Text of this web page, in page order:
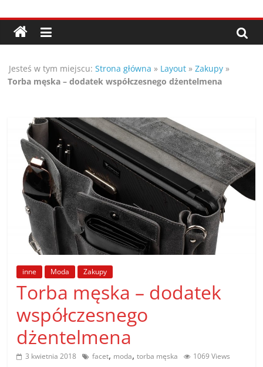
do
treści
Porady,
wskazówki
oraz
ciekawe
rady
poznaj
te
poradniki.
Porady
praktyczne
porady
Jesteś w tym miejscu: Strona główna » Layout »Zakupy »
Torba męska – dodatek współczesnego dżentelmena
inne Moda Zakupy
Torba męska – dodatek
współczesnego
dżentelmena
3 kwietnia 2018 facet, moda,torba męska 1069 Views